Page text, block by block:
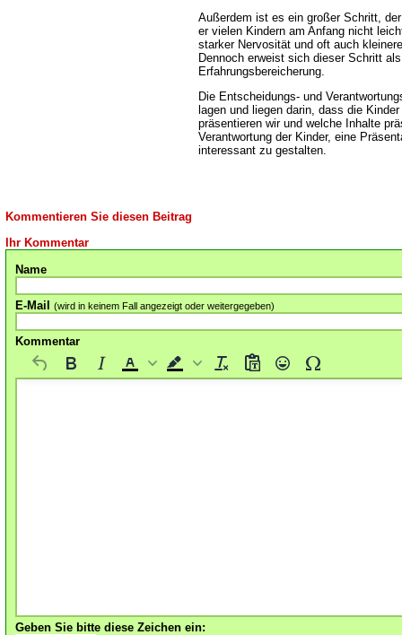
Außerdem ist es ein großer Schritt,
er vielen Kindern am Anfang nicht
starker Nervosität und oft auch
Dennoch erweist sich dieser Schritt
Erfahrungsbereicherung.
Die Entscheidungs- und
lagen und liegen darin, dass die
präsentieren wir und welche Inhalte
Verantwortung der Kinder, eine
interessant zu gestalten.
Kommentieren Sie diesen Beitrag
Ihr Kommentar
Name
E-Mail (wird in keinem Fall angezeigt oder weitergegeben)
Kommentar
Geben Sie bitte diese Zeichen ein: